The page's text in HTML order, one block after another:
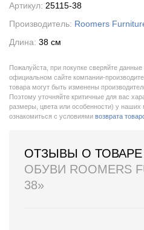
Артикул: 25115-38
Производитель: Roomers
Длина: 38 см
Пожалуйста, при покупке сверяйте
официальном сайте компании-
товара могут быть изменены
Поэтому уточняйте критичные для вас
размеры, цвета или особенности) у
ознакомиться с условиями возврата
ОТЗЫВЫ О ТОВАРЕ
ОБУВИ ROOMERS
38»